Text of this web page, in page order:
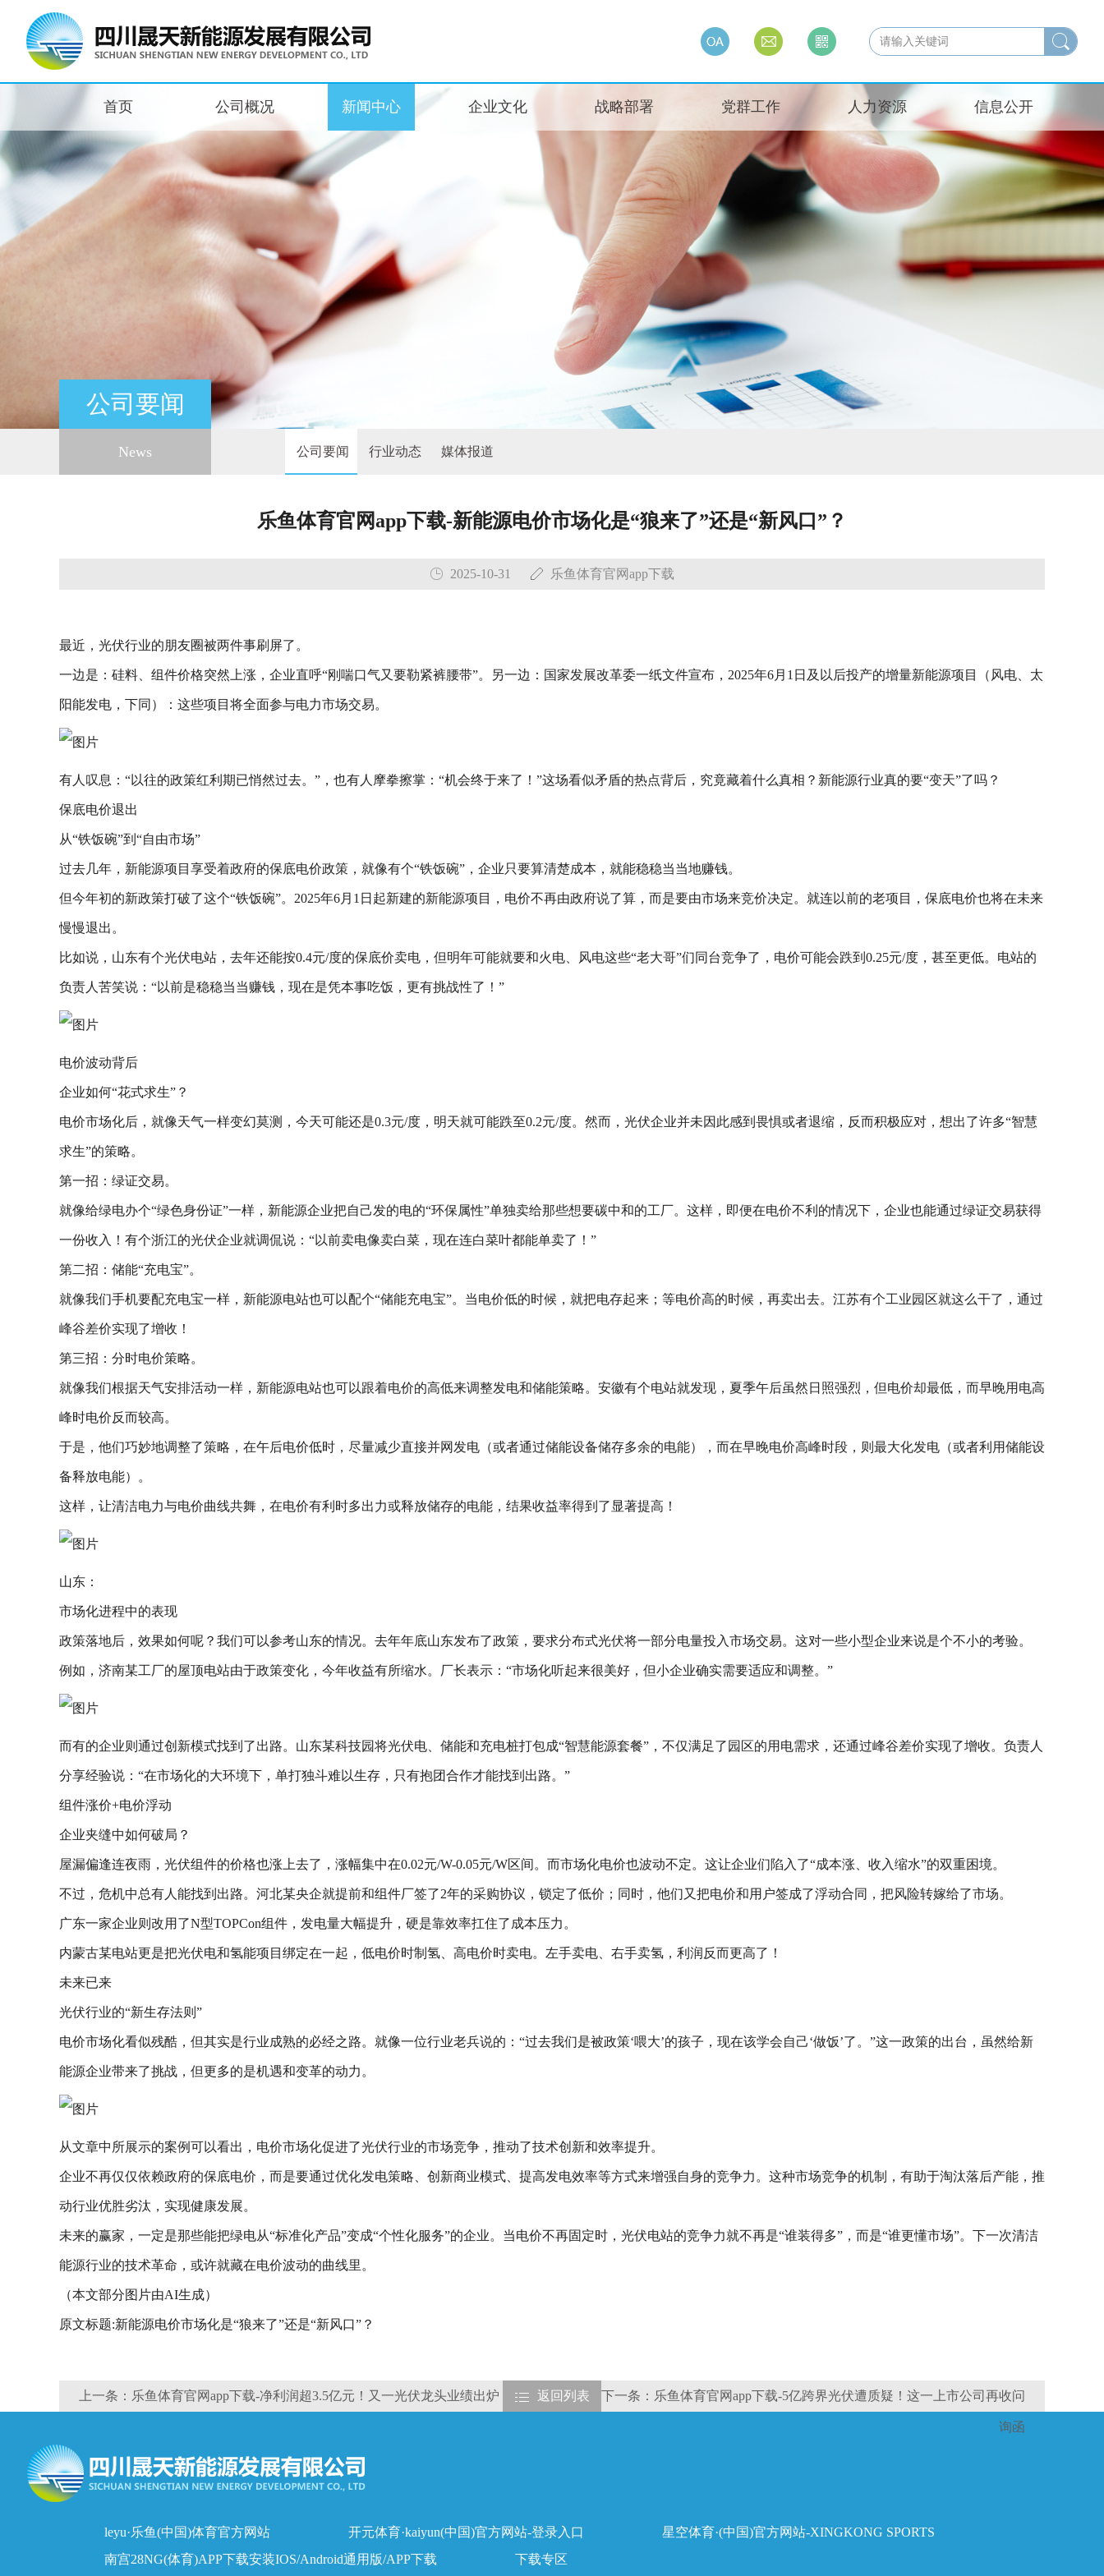
首页 公司概况 新闻中心 企业文化 战略部署 党群工作 人力资源 信息公开
公司要闻
News 公司要闻 行业动态 媒体报道
乐鱼体育官网app下载-新能源电价市场化是“狼来了”还是“新风口”？
2025-10-31 乐鱼体育官网app下载
最近，光伏行业的朋友圈被两件事刷屏了。
一边是：硅料、组件价格突然上涨，企业直呼“刚喘口气又要勒紧裤腰带”。另一边：国家发展改革委一纸文件宣布，2025年6月1日及以后投产的增量新能源项目（风电、太
阳能发电，下同）：这些项目将全面参与电力市场交易。
有人叹息：“以往的政策红利期已悄然过去。”，也有人摩拳擦掌：“机会终于来了！”这场看似矛盾的热点背后，究竟藏着什么真相？新能源行业真的要“变天”了吗？
保底电价退出
从“铁饭碗”到“自由市场”
过去几年，新能源项目享受着政府的保底电价政策，就像有个“铁饭碗”，企业只要算清楚成本，就能稳稳当当地赚钱。
但今年初的新政策打破了这个“铁饭碗”。2025年6月1日起新建的新能源项目，电价不再由政府说了算，而是要由市场来竞价决定。就连以前的老项目，保底电价也将在未来
慢慢退出。
比如说，山东有个光伏电站，去年还能按0.4元/度的保底价卖电，但明年可能就要和火电、风电这些“老大哥”们同台竞争了，电价可能会跌到0.25元/度，甚至更低。电站的
负责人苦笑说：“以前是稳稳当当赚钱，现在是凭本事吃饭，更有挑战性了！”
电价波动背后
企业如何“花式求生”？
电价市场化后，就像天气一样变幻莫测，今天可能还是0.3元/度，明天就可能跌至0.2元/度。然而，光伏企业并未因此感到畏惧或者退缩，反而积极应对，想出了许多“智慧
求生”的策略。
第一招：绿证交易。
就像给绿电办个“绿色身份证”一样，新能源企业把自己发的电的“环保属性”单独卖给那些想要碳中和的工厂。这样，即便在电价不利的情况下，企业也能通过绿证交易获得
一份收入！有个浙江的光伏企业就调侃说：“以前卖电像卖白菜，现在连白菜叶都能单卖了！”
第二招：储能“充电宝”。
就像我们手机要配充电宝一样，新能源电站也可以配个“储能充电宝”。当电价低的时候，就把电存起来；等电价高的时候，再卖出去。江苏有个工业园区就这么干了，通过
峰谷差价实现了增收！
第三招：分时电价策略。
就像我们根据天气安排活动一样，新能源电站也可以跟着电价的高低来调整发电和储能策略。安徽有个电站就发现，夏季午后虽然日照强烈，但电价却最低，而早晚用电高
峰时电价反而较高。
于是，他们巧妙地调整了策略，在午后电价低时，尽量减少直接并网发电（或者通过储能设备储存多余的电能），而在早晚电价高峰时段，则最大化发电（或者利用储能设
备释放电能）。
这样，让清洁电力与电价曲线共舞，在电价有利时多出力或释放储存的电能，结果收益率得到了显著提高！
山东：
市场化进程中的表现
政策落地后，效果如何呢？我们可以参考山东的情况。去年年底山东发布了政策，要求分布式光伏将一部分电量投入市场交易。这对一些小型企业来说是个不小的考验。
例如，济南某工厂的屋顶电站由于政策变化，今年收益有所缩水。厂长表示：“市场化听起来很美好，但小企业确实需要适应和调整。”
而有的企业则通过创新模式找到了出路。山东某科技园将光伏电、储能和充电桩打包成“智慧能源套餐”，不仅满足了园区的用电需求，还通过峰谷差价实现了增收。负责人
分享经验说：“在市场化的大环境下，单打独斗难以生存，只有抱团合作才能找到出路。”
组件涨价+电价浮动
企业夹缝中如何破局？
屋漏偏逢连夜雨，光伏组件的价格也涨上去了，涨幅集中在0.02元/W-0.05元/W区间。而市场化电价也波动不定。这让企业们陷入了“成本涨、收入缩水”的双重困境。
不过，危机中总有人能找到出路。河北某央企就提前和组件厂签了2年的采购协议，锁定了低价；同时，他们又把电价和用户签成了浮动合同，把风险转嫁给了市场。
广东一家企业则改用了N型TOPCon组件，发电量大幅提升，硬是靠效率扛住了成本压力。
内蒙古某电站更是把光伏电和氢能项目绑定在一起，低电价时制氢、高电价时卖电。左手卖电、右手卖氢，利润反而更高了！
未来已来
光伏行业的“新生存法则”
电价市场化看似残酷，但其实是行业成熟的必经之路。就像一位行业老兵说的：“过去我们是被政策‘喂大’的孩子，现在该学会自己‘做饭’了。”这一政策的出台，虽然给新
能源企业带来了挑战，但更多的是机遇和变革的动力。
从文章中所展示的案例可以看出，电价市场化促进了光伏行业的市场竞争，推动了技术创新和效率提升。
企业不再仅仅依赖政府的保底电价，而是要通过优化发电策略、创新商业模式、提高发电效率等方式来增强自身的竞争力。这种市场竞争的机制，有助于淘汰落后产能，推
动行业优胜劣汰，实现健康发展。
未来的赢家，一定是那些能把绿电从“标准化产品”变成“个性化服务”的企业。当电价不再固定时，光伏电站的竞争力就不再是“谁装得多”，而是“谁更懂市场”。下一次清洁
能源行业的技术革命，或许就藏在电价波动的曲线里。
（本文部分图片由AI生成）
原文标题:新能源电价市场化是“狼来了”还是“新风口”？
上一条：乐鱼体育官网app下载-净利润超3.5亿元！又一光伏龙头业绩出炉 返回列表 下一条：乐鱼体育官网app下载-5亿跨界光伏遭质疑！这一上市公司再收问
询函
leyu·乐鱼(中国)体育官方网站 开元体育·kaiyun(中国)官方网站-登录入口
星空体育·(中国)官方网站-XINGKONG SPORTS
南宫28NG(体育)APP下载安装IOS/Android通用版/APP下载
下载专区